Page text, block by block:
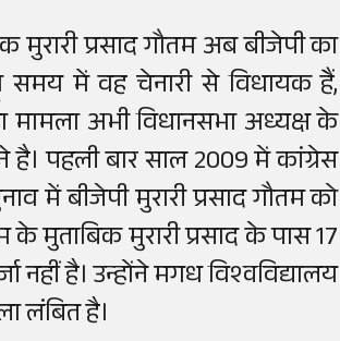
प्रसाद गौतम अब बीजेपी का
समय में वह चेनारी से विधायक हैं,
अभी विधानसभा अध्यक्ष के
है। पहली बार साल 2009 में कांग्रेस
में बीजेपी मुरारी प्रसाद गौतम को
मुताबिक मुरारी प्रसाद के पास 17
है। उन्होंने मगध विश्वविद्यालय
लंबित है।